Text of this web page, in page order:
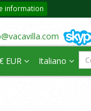
information
EUR Italiano